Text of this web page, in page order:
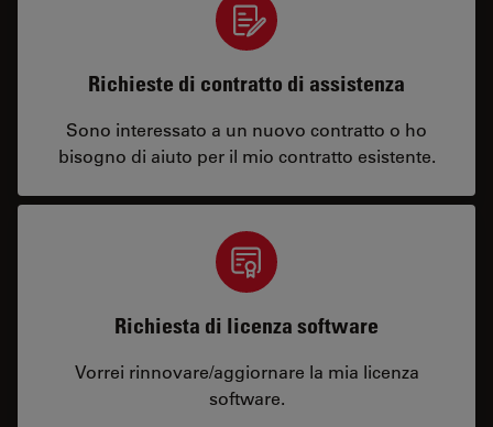
Richieste di contratto di assistenza
Sono interessato a un nuovo contratto o ho
bisogno di aiuto per il mio contratto esistente.
Richiesta di licenza software
Vorrei rinnovare/aggiornare la mia licenza
software.